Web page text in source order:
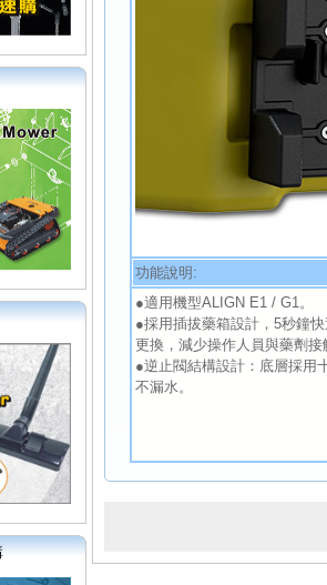
功能說明:
●適用機型ALIGN E1 / G1。
●採用插拔藥箱設計，5秒鐘
更換，減少操作人員與藥劑接
●逆止閥結構設計：底層採用
不漏水。